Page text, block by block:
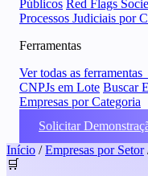
Públicos Red Flags
Processos Judiciais por
Ferramentas
Ver todas as
CNPJs em Lote Buscar
Empresas por Categoria
Solicitar
Início / Empresas por Setor
🛒